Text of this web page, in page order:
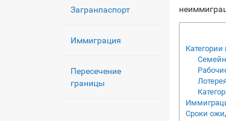
Загранпаспорт
Иммиграция
Пересечение
границы
Сроки